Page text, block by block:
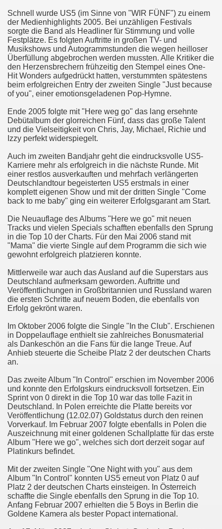
Schnell wurde US5 (im Sinne von "WIR FÜNF") zu einem
der Medienhighlights 2005. Bei unzähligen Festivals
sorgte die Band als Headliner für Stimmung und volle
Festplätze. Es folgten Auftritte in großen TV- und
Musikshows und Autogrammstunden die wegen heilloser
Überfüllung abgebrochen werden mussten. Alle Kritiker die
den Herzensbrechern frühzeitig den Stempel eines One-
Hit Wonders aufgedrückt hatten, verstummten spätestens
beim erfolgreichen Entry der zweiten Single "Just because
of you", einer emotionsgeladenen Pop-Hymne.
Ende 2005 folgte mit "Here weg go" das lang ersehnte
Debütalbum der glorreichen Fünf, dass das große Talent
und die Vielseitigkeit von Chris, Jay, Michael, Richie und
Izzy perfekt widerspiegelt.
Auch im zweiten Bandjahr geht die eindrucksvolle US5-
Karriere mehr als erfolgreich in die nächste Runde. Mit
einer restlos ausverkauften und mehrfach verlängerten
Deutschlandtour begeisterten US5 erstmals in einer
komplett eigenen Show und mit der dritten Single "Come
back to me baby" ging ein weiterer Erfolgsgarant am Start.
Die Neuauflage des Albums "Here we go" mit neuen
Tracks und vielen Specials schafften ebenfalls den Sprung
in die Top 10 der Charts. Für den Mai 2006 stand mit
"Mama" die vierte Single auf dem Programm die sich wie
gewohnt erfolgreich platzieren konnte.
Mittlerweile war auch das Ausland auf die Superstars aus
Deutschland aufmerksam geworden. Auftritte und
Veröffentlichungen in Großbritannien und Russland waren
die ersten Schritte auf neuem Boden, die ebenfalls von
Erfolg gekrönt waren.
Im Oktober 2006 folgte die Single "In the Club". Erschienen
in Doppelauflage enthielt sie zahlreiches Bonusmaterial
als Dankeschön an die Fans für die lange Treue. Auf
Anhieb steuerte die Scheibe Platz 2 der deutschen Charts
an.
Das zweite Album "In Control" erschien im November 2006
und konnte den Erfolgskurs eindrucksvoll fortsetzen. Ein
Sprint von 0 direkt in die Top 10 war das tolle Fazit in
Deutschland. In Polen erreichte die Platte bereits vor
Veröffentlichung (12.02.07) Goldstatus durch den reinen
Vorverkauf. Im Februar 2007 folgte ebenfalls in Polen die
Auszeichnung mit einer goldenen Schallplatte für das erste
Album "Here we go", welches sich dort derzeit sogar auf
Platinkurs befindet.
Mit der zweiten Single "One Night with you" aus dem
Album "In Control" konnten US5 erneut von Platz 0 auf
Platz 2 der deutschen Charts einsteigen. In Österreich
schaffte die Single ebenfalls den Sprung in die Top 10.
Anfang Februar 2007 erhielten die 5 Boys in Berlin die
Goldene Kamera als bester Popact international.